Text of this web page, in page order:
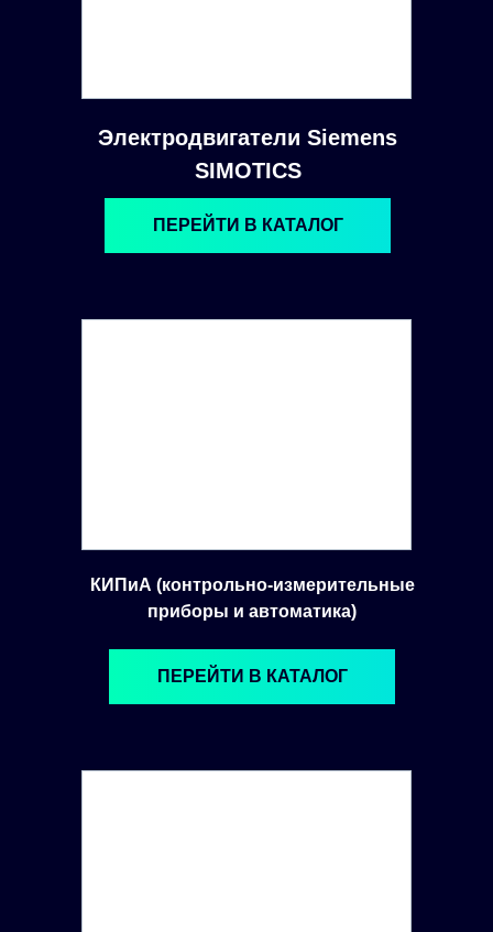
Электродвигатели Siemens
SIMOTICS
ПЕРЕЙТИ В КАТАЛОГ
КИПиА (контрольно-измерительные
приборы и автоматика)
ПЕРЕЙТИ В КАТАЛОГ